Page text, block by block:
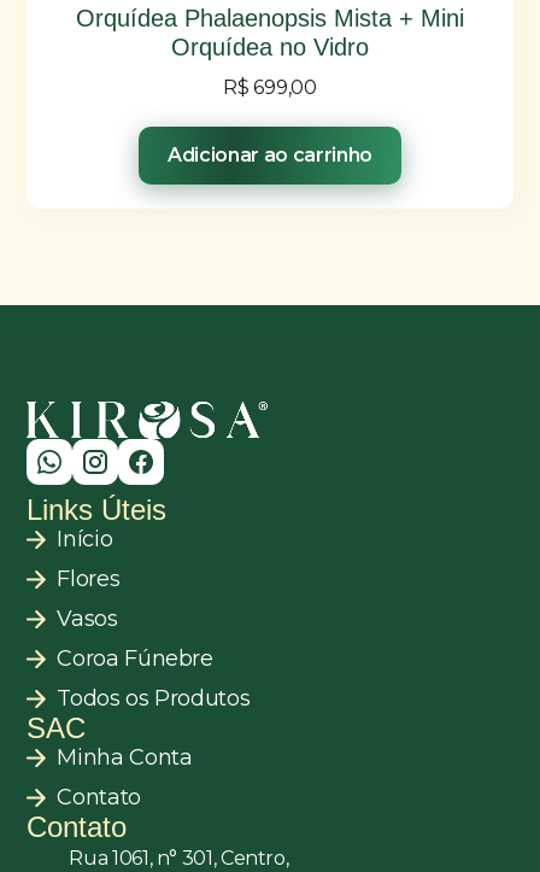
Orquídea Phalaenopsis Mista + Mini
Orquídea no Vidro
R$ 699,00
Adicionar ao carrinho
Links Úteis
Início
Flores
Vasos
Coroa Fúnebre
Todos os Produtos
SAC
Minha Conta
Contato
Contato
Rua 1061, n° 301, Centro,